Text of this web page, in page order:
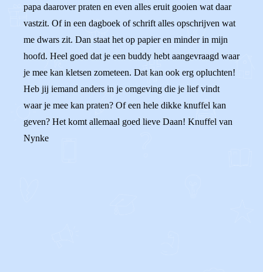
papa daarover praten en even alles eruit gooien wat daar
vastzit. Of in een dagboek of schrift alles opschrijven wat
me dwars zit. Dan staat het op papier en minder in mijn
hoofd. Heel goed dat je een buddy hebt aangevraagd waar
je mee kan kletsen zometeen. Dat kan ook erg opluchten!
Heb jij iemand anders in je omgeving die je lief vindt
waar je mee kan praten? Of een hele dikke knuffel kan
geven? Het komt allemaal goed lieve Daan! Knuffel van
Nynke